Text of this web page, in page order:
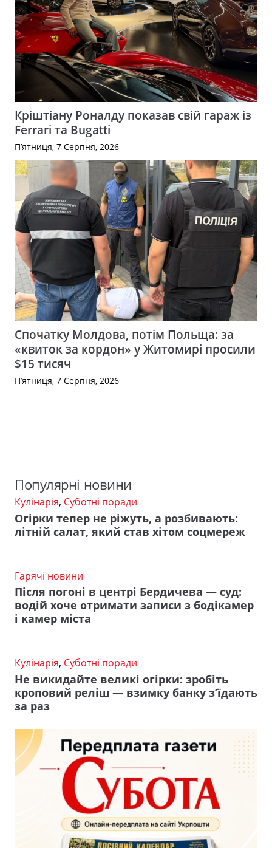
Кріштіану Роналду показав свій гараж із
Ferrari та Bugatti
П’ятниця, 7 Серпня, 2026
Спочатку Молдова, потім Польща: за
«квиток за кордон» у Житомирі просили
$15 тисяч
П’ятниця, 7 Серпня, 2026
Популярні новини
Кулінарія, Суботні поради
Огірки тепер не ріжуть, а розбивають:
літній салат, який став хітом соцмереж
Гарячі новини
Після погоні в центрі Бердичева — суд:
водій хоче отримати записи з бодікамер
і камер міста
Кулінарія, Суботні поради
Не викидайте великі огірки: зробіть
кроповий реліш — взимку банку з’їдають
за раз